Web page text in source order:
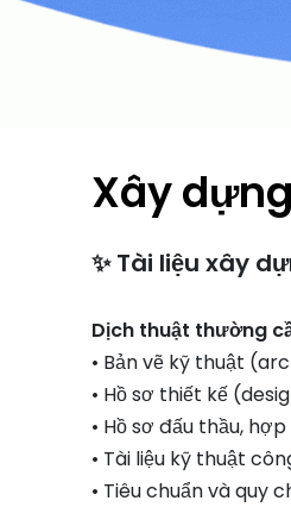
Xây dựng
✨ Tài liệu xây
Dịch thuật thường
• Bản vẽ kỹ thuật
• Hồ sơ thiết kế
• Hồ sơ đấu thầu,
• Tài liệu kỹ thuật
• Tiêu chuẩn và quy